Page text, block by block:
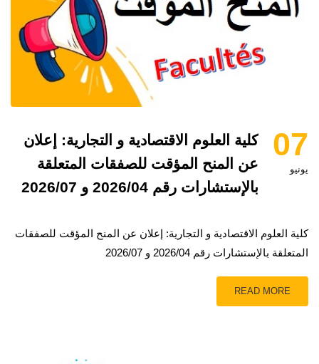
07
يونيو
كلية العلوم الاقتصادية و التجارية: إعلان
عن المنح المؤقت للصفقات المتعلقة
بالإستشارات رقم 2026/04 و 2026/07
كلية العلوم الاقتصادية و التجارية: إعلان عن المنح المؤقت للصفقات
المتعلقة بالإستشارات رقم 2026/04 و 2026/07
READ MORE